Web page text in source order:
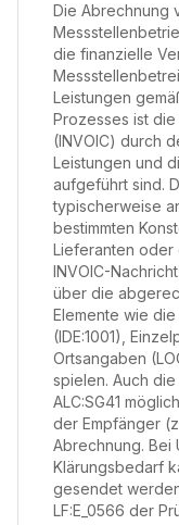
Die Abrechnung
die finanzielle
Leistungen
Prozesses ist
(INVOIC) durch
Leistungen und
aufgeführt sind.
typischerweise
bestimmten
Lieferanten oder
INVOIC-
über die
Elemente wie
(IDE:1001),
Ortsangaben
spielen. Auch
ALC:SG41
der Empfänger
Abrechnung. Bei
Klärungsbedarf
gesendet
LF:E_0566 der